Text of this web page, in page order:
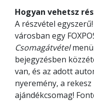
Hogyan vehetsz
A részvétel
városban egy
Csomagátvétel
bejegyzésben
van, és az adott
nyeremény, a
ajándékcsomag!